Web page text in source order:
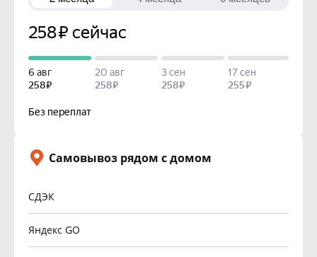
Самовывоз рядом с домом
СДЭК
Яндекс GO